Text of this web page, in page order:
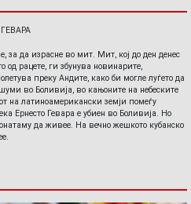
за да израсне во мит. Мит, кој до ден денес
од рацете, ги збунува новинарите,
преку Андите, како би могле луѓето да
во Боливија, во кањоните на небеските
на латиноамерикански земји помеѓу
Ернесто Гевара е убиен во Боливија. Но
да живее. На вечно жешкото кубанско